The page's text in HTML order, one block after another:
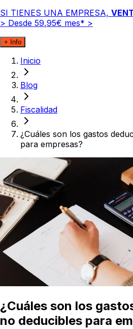
SI TIENES UNA EMPRESA,
> Desde 59,95€ mes* >
+ Info
Inicio
Blog
Fiscalidad
¿Cuáles son los gastos
para empresas?
¿Cuáles son los
no deducibles para